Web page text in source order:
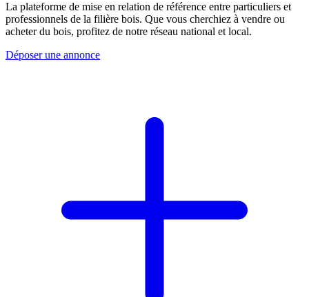
La plateforme de mise en relation de référence entre particuliers et
professionnels de la filière bois. Que vous cherchiez à vendre ou
acheter du bois, profitez de notre réseau national et local.
Déposer une annonce